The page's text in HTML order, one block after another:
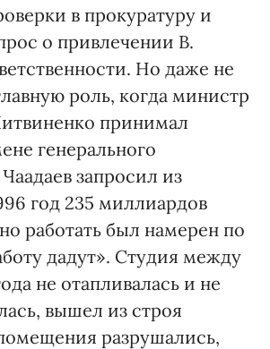
в прокуратуру и
о привлечении В.
Но даже не
роль, когда министр
принимал
генерального
запросил из
год 235 миллиардов
работать был намерен по
дадут». Студия между
не отапливалась и не
вышел из строя
разрушались,